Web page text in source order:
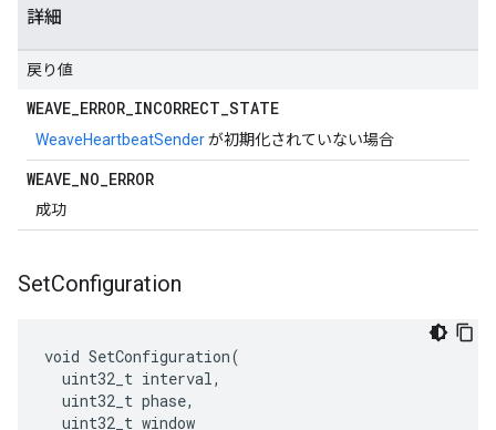
詳細
戻り値
WEAVE_ERROR_INCORRECT_STATE
WeaveHeartbeatSenderが初期化されていない場合
WEAVE_NO_ERROR
成功
SetConfiguration
void SetConfiguration(
  uint32_t interval,
  uint32_t phase,
  uint32_t window